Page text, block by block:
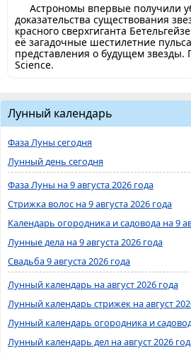
Астрономы впервые получили
доказательства существования
красного сверхгиганта
её загадочные шестилетние
представления о будущем звезды.
Science.
Лунный календарь
Фаза Луны сегодня
Лунный день сегодня
Фаза Луны на 9 августа 2026 года
Стрижка волос на 9 августа 2026 года
Календарь огородника и садовода на 9
Лунные дела на 9 августа 2026 года
Свадьба 9 августа 2026 года
Лунный календарь на август 2026 года
Лунный календарь стрижек на август
Лунный календарь огородника и
Лунный календарь дел на август 2026